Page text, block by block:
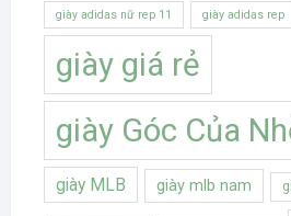
giày adidas nữ rep 11 giày adidas rep
giày giá rẻ
giày Góc Của
giày MLB giày mlb nam